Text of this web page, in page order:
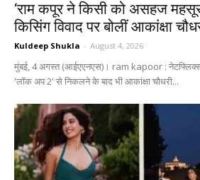
‘राम कपूर ने किसी को असहज महसूस
किसिंग विवाद पर बोलीं आकांक्षा
Kuldeep Shukla - August 4, 2026
मुंबई, 4 अगस्त (आईएएनएस)। ram kapoor : नेटफ्लिक्स
'लॉक अप 2' से निकलने के बाद भी आकांक्षा चौधरी...